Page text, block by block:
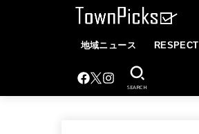
地域ニュース RESPECT
SEARCH